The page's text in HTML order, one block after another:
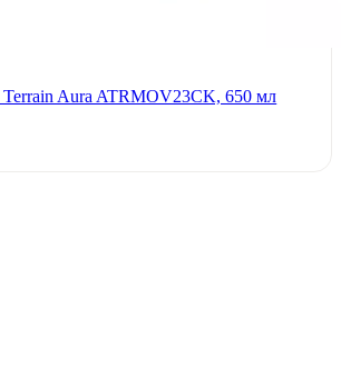
Aura ATRMOV23CK, 650 мл